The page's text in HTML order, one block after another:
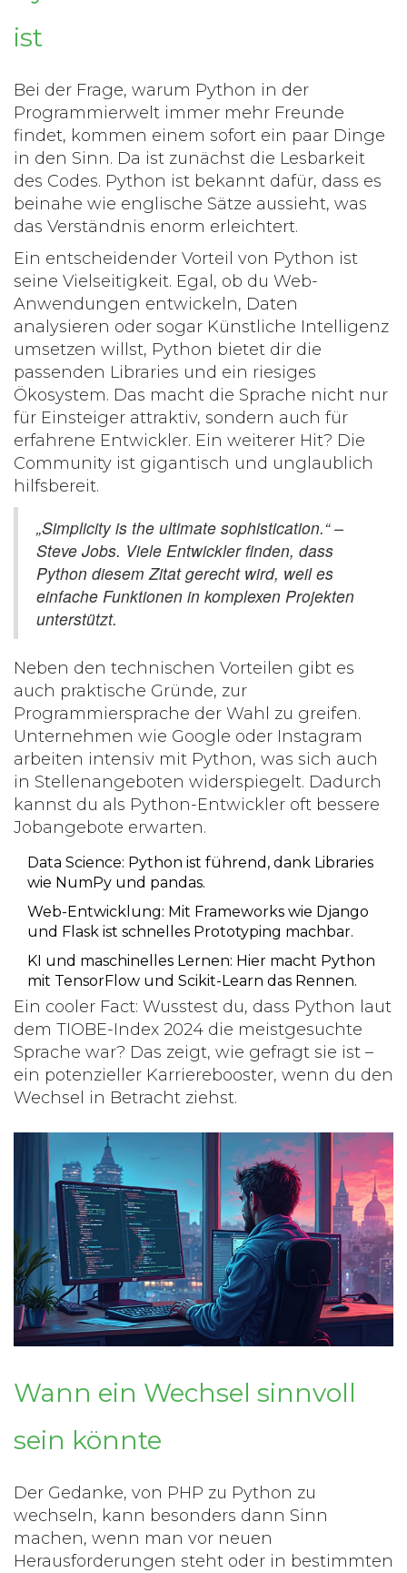
ist
Bei der Frage, warum Python in der
Programmierwelt immer mehr Freunde
findet, kommen einem sofort ein paar Dinge
in den Sinn. Da ist zunächst die Lesbarkeit
des Codes. Python ist bekannt dafür, dass es
beinahe wie englische Sätze aussieht, was
das Verständnis enorm erleichtert.
Ein entscheidender Vorteil von Python ist
seine Vielseitigkeit. Egal, ob du Web-
Anwendungen entwickeln, Daten
analysieren oder sogar Künstliche Intelligenz
umsetzen willst, Python bietet dir die
passenden Libraries und ein riesiges
Ökosystem. Das macht die Sprache nicht nur
für Einsteiger attraktiv, sondern auch für
erfahrene Entwickler. Ein weiterer Hit? Die
Community ist gigantisch und unglaublich
hilfsbereit.
„Simplicity is the ultimate sophistication.“ –
Steve Jobs. Viele Entwickler finden, dass
Python diesem Zitat gerecht wird, weil es
einfache Funktionen in komplexen Projekten
unterstützt.
Neben den technischen Vorteilen gibt es
auch praktische Gründe, zur
Programmiersprache der Wahl zu greifen.
Unternehmen wie Google oder Instagram
arbeiten intensiv mit Python, was sich auch
in Stellenangeboten widerspiegelt. Dadurch
kannst du als Python-Entwickler oft bessere
Jobangebote erwarten.
Data Science: Python ist führend, dank Libraries
wie NumPy und pandas.
Web-Entwicklung: Mit Frameworks wie Django
und Flask ist schnelles Prototyping machbar.
KI und maschinelles Lernen: Hier macht Python
mit TensorFlow und Scikit-Learn das Rennen.
Ein cooler Fact: Wusstest du, dass Python laut
dem TIOBE-Index 2024 die meistgesuchte
Sprache war? Das zeigt, wie gefragt sie ist –
ein potenzieller Karrierebooster, wenn du den
Wechsel in Betracht ziehst.
Wann ein Wechsel sinnvoll
sein könnte
Der Gedanke, von PHP zu Python zu
wechseln, kann besonders dann Sinn
machen, wenn man vor neuen
Herausforderungen steht oder in bestimmten